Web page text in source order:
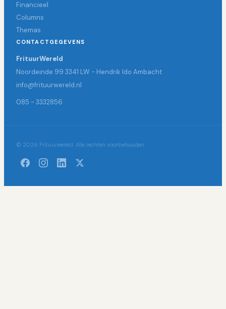
Financieel
Columns
Themas
CONTACTGEGEVENS
FrituurWereld
Noordeinde 99 3341 LW - Hendrik Ido Ambacht
info@frituurwereld.nl
085 - 3332856
© 2026 Frituurwereld. Alle rechten voorbehouden.